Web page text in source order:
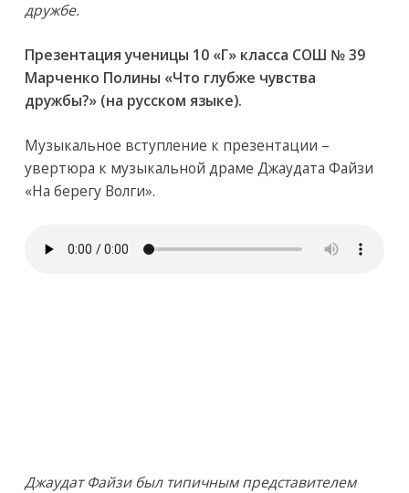
дружбе.
Презентация ученицы 10 «Г» класса СОШ № 39
Марченко Полины «Что глубже чувства
дружбы?» (на русском языке).
Музыкальное вступление к презентации –
увертюра к музыкальной драме Джаудата Файзи
«На берегу Волги».
Джаудат Файзи был типичным представителем